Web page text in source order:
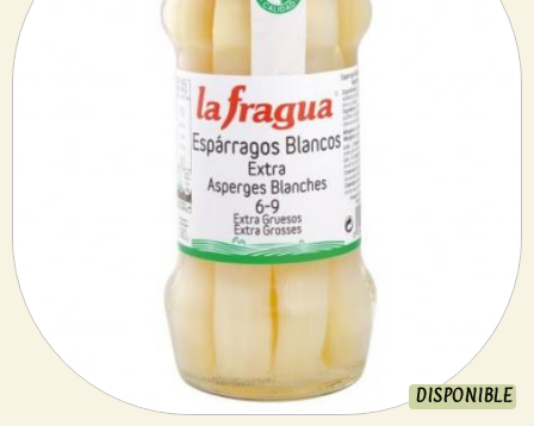
DISPONIBLE